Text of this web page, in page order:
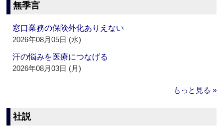
無季言
窓口業務の保険外化ありえない
2026年08月05日 (水)
汗の悩みを医療につなげる
2026年08月03日 (月)
もっと見る »
社説